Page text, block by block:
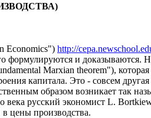
Economics") http://
формулируются и
Marxian theorem"),
капитала. Это - совсем
образом возникает так
века русский экономист L.
цены производства.